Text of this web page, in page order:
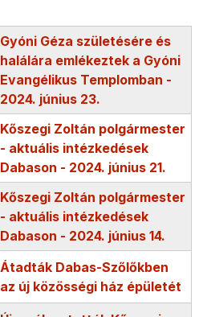
Gyóni Géza születésére és
halálára emlékeztek a Gyóni
Evangélikus Templomban -
2024. június 23.
Kőszegi Zoltán polgármester
- aktuális intézkedések
Dabason - 2024. június 21.
Kőszegi Zoltán polgármester
- aktuális intézkedések
Dabason - 2024. június 14.
Átadták Dabas-Szőlőkben
az új közösségi ház épületét